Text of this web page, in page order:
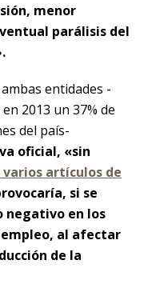
menor
parálisis del
entidades -
2013 un 37% de
del país-
oficial, «sin
artículos de
si se
negativo en los
al afectar
de la